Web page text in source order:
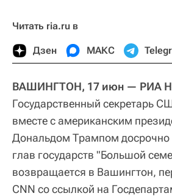
Читать ria.ru в
Дзен МАКС
ВАШИНГТОН, 17 июн — РИА
Государственный секретарь
вместе с американским
Дональдом Трампом досрочно
глав государств "Большой
возвращается в Вашингтон,
CNN со ссылкой на